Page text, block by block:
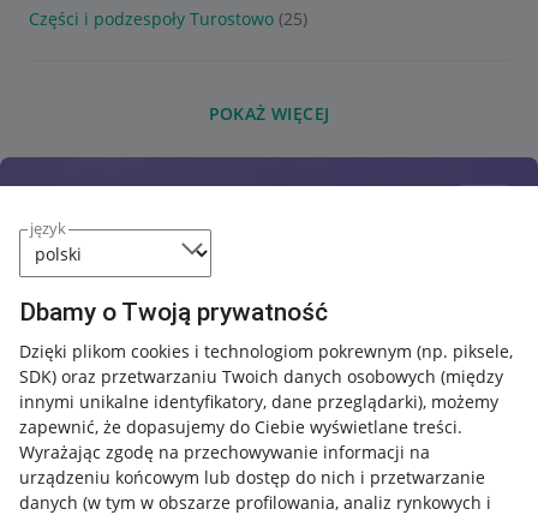
język
Dbamy o Twoją prywatność
Dzięki plikom cookies i technologiom pokrewnym (np. piksele,
SDK) oraz przetwarzaniu Twoich danych osobowych (między
innymi unikalne identyfikatory, dane przeglądarki), możemy
zapewnić, że dopasujemy do Ciebie wyświetlane treści.
Wyrażając zgodę na przechowywanie informacji na
urządzeniu końcowym lub dostęp do nich i przetwarzanie
danych (w tym w obszarze profilowania, analiz rynkowych i
Części i podzespoły Turostowo (25)
POKAŻ WIĘCEJ